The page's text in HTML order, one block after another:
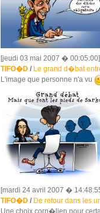
[jeudi 03 mai 2007 � 00:05:00]
TIFO�D/ Le grand d�bat
L'image que personne n'a vu
[mardi 24 avril 2007 �
TIFO�D/ De retour dans les
Une choix corn�lien pour